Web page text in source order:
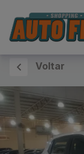
Voltar